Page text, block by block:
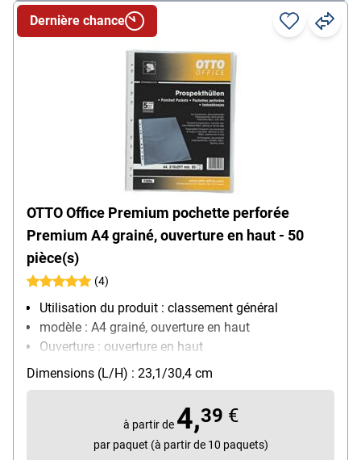
OTTO Office Premium pochette perforée
Premium A4 grainé, ouverture en haut - 50
pièce(s)
(4)
Utilisation du produit : classement général
modèle : A4 grainé, ouverture en haut
Ouverture : ouverture en haut
Équipement : convient aux documents officiels
Matière : film de polypropylène, 0,08 mm
Contenu par paquet : 50 pièce(s)
Dimensions (L/H) : 23,1/30,4 cm
Dernière chance
à partir de 4,39 €
par paquet (à partir de 10 paquets)